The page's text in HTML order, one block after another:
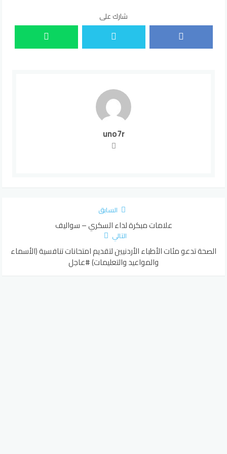
شارك على
uno7r
السابق
علامات مبكرة لداء السكري – سواليف
التالي
الصحة تدعو مئات الأطباء الأردنيين لتقديم امتحانات تنافسية (الأسماء
والمواعيد والتعليمات) #عاجل